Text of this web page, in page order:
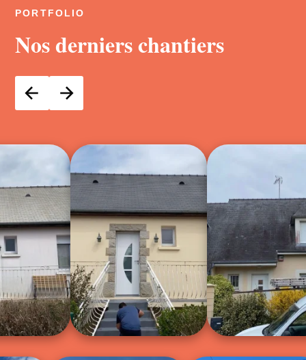
PORTFOLIO
Nos derniers chantiers